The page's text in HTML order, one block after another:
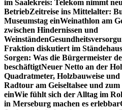
im Saalekreis: Telekom nimmt
BetriebZeitreise ins Mittelalter:
Museumstag einWeinathlon am
zwischen Hindernissen und
Weinständen
Fraktion diskutiert im Ständehaus
Sorgen: Was die Bürgermeister
beschäftigtNeuer Netto an der
Quadratmeter, Holzbauweise und
Radtour am Geiseltalsee und
einWie fühlt sich der Alltag im
in Merseburg machen es erlebbar